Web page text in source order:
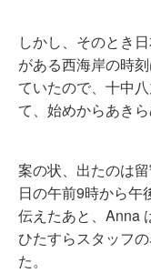
しかし、そのとき
がある西海岸の時
ていたので、十中
て、始めからあき
案の状、出たのは
日の午前9時から午
伝えたあと、Anna
ひたすらスタッフ
た。